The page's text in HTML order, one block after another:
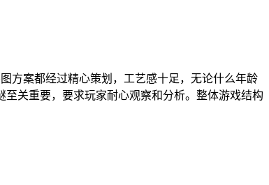
方案都经过精心策划，工艺感十足，无论什么年龄
关重要，要求玩家耐心观察和分析。整体游戏结构